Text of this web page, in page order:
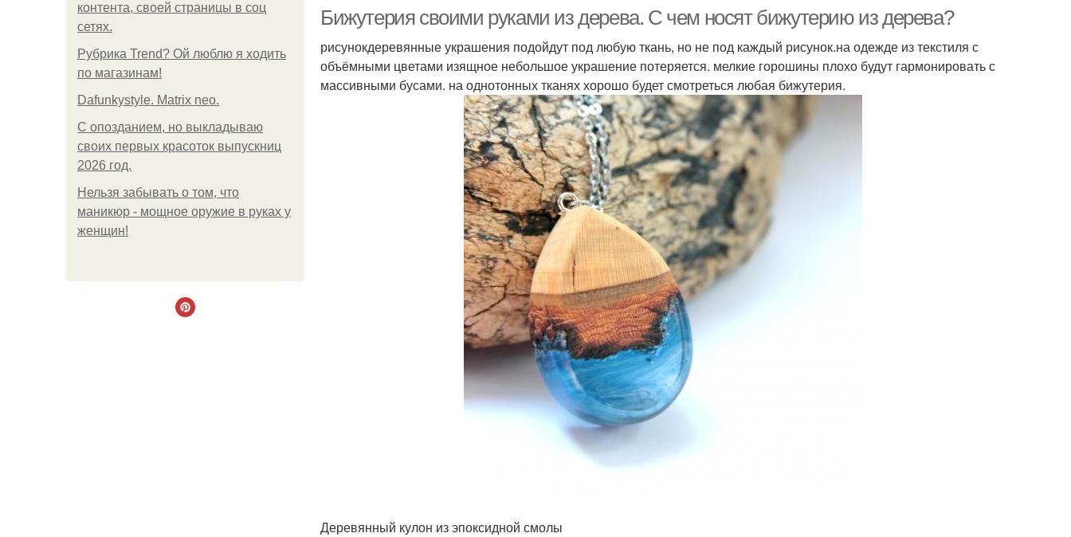
контента, своей страницы в соц
сетях.
Рубрика Trend? Ой люблю я ходить
по магазинам!
Dafunkystyle. Matrix neo.
С опозданием, но выкладываю
своих первых красоток выпускниц
2026 год.
Нельзя забывать о том, что
маникюр - мощное оружие в руках у
женщин!
Бижутерия своими руками из дерева. С чем носят бижутерию из дерева?
рисунокдеревянные украшения подойдут под любую ткань, но не под каждый рисунок.на одежде из текстиля с
объёмными цветами изящное небольшое украшение потеряется. мелкие горошины плохо будут гармонировать с
массивными бусами. на однотонных тканях хорошо будет смотреться любая бижутерия.
Деревянный кулон из эпоксидной смолы